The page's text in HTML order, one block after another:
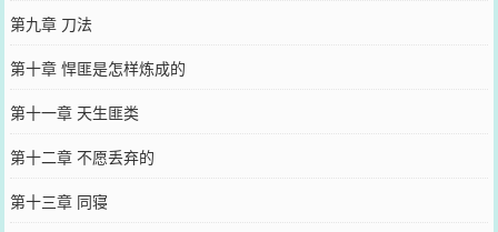
第九章 刀法
第十章 悍匪是怎样炼成的
第十一章 天生匪类
第十二章 不愿丢弃的
第十三章 同寝